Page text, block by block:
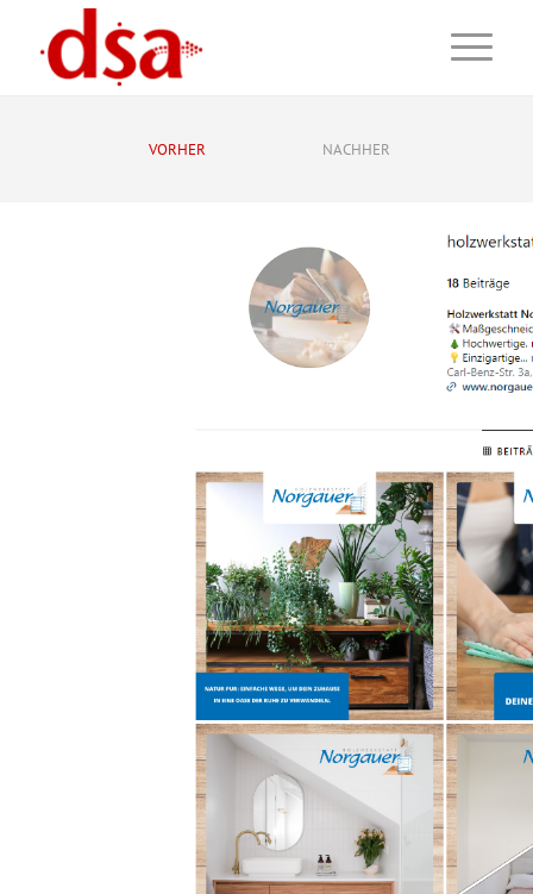
VORHER NACHHER